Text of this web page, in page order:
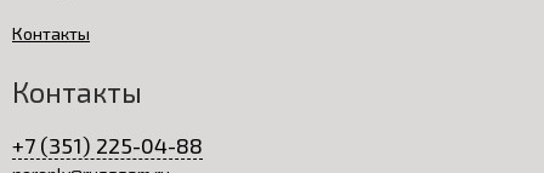
Контакты
Контакты
+7 (351) 225-04-88